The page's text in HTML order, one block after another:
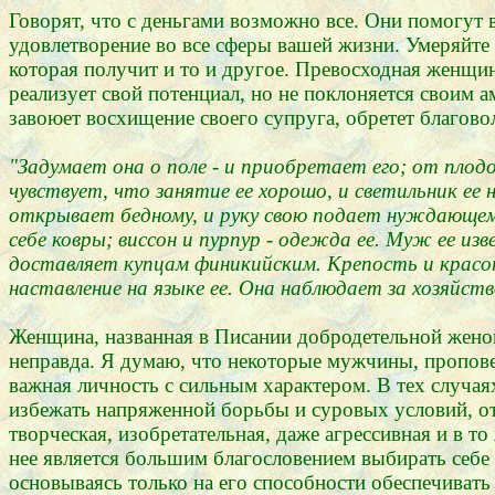
Говорят, что с деньгами возможно все. Они
удовлетворение во все сферы вашей жизни.
которая получит и то и другое. Превосходная
реализует свой потенциал, но не поклоняется
завоюет восхищение своего супруга, обретет
"Задумает она о поле-и приобретает его; от
чувствует, что занятие ее хорошо, и светильник
открывает бедному, и руку свою подает
себе ковры; виссон и пурпур - одежда ее. Муж ее
доставляет купцам финикийским. Крепость и
наставление на языке ее. Она наблюдает за
Женщина, названная в Писании добродетельной
неправда. Я думаю, что некоторые мужчины,
важная личность с сильным характером. В тех
избежать напряженной борьбы и суровых условий,
творческая, изобретательная, даже агрессивная и
нее является большим благословением выбирать
основываясь только на его способности